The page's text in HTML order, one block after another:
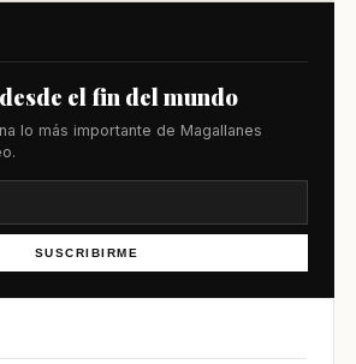
el fin del mundo
lo más importante de Magallanes
SUSCRIBIRME